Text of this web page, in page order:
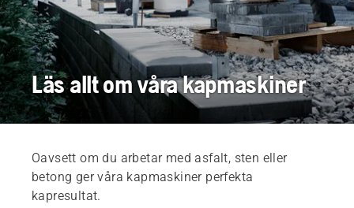
Läs allt om våra kapmaskiner
Oavsett om du arbetar med asfalt, sten eller
betong ger våra kapmaskiner perfekta
kapresultat.